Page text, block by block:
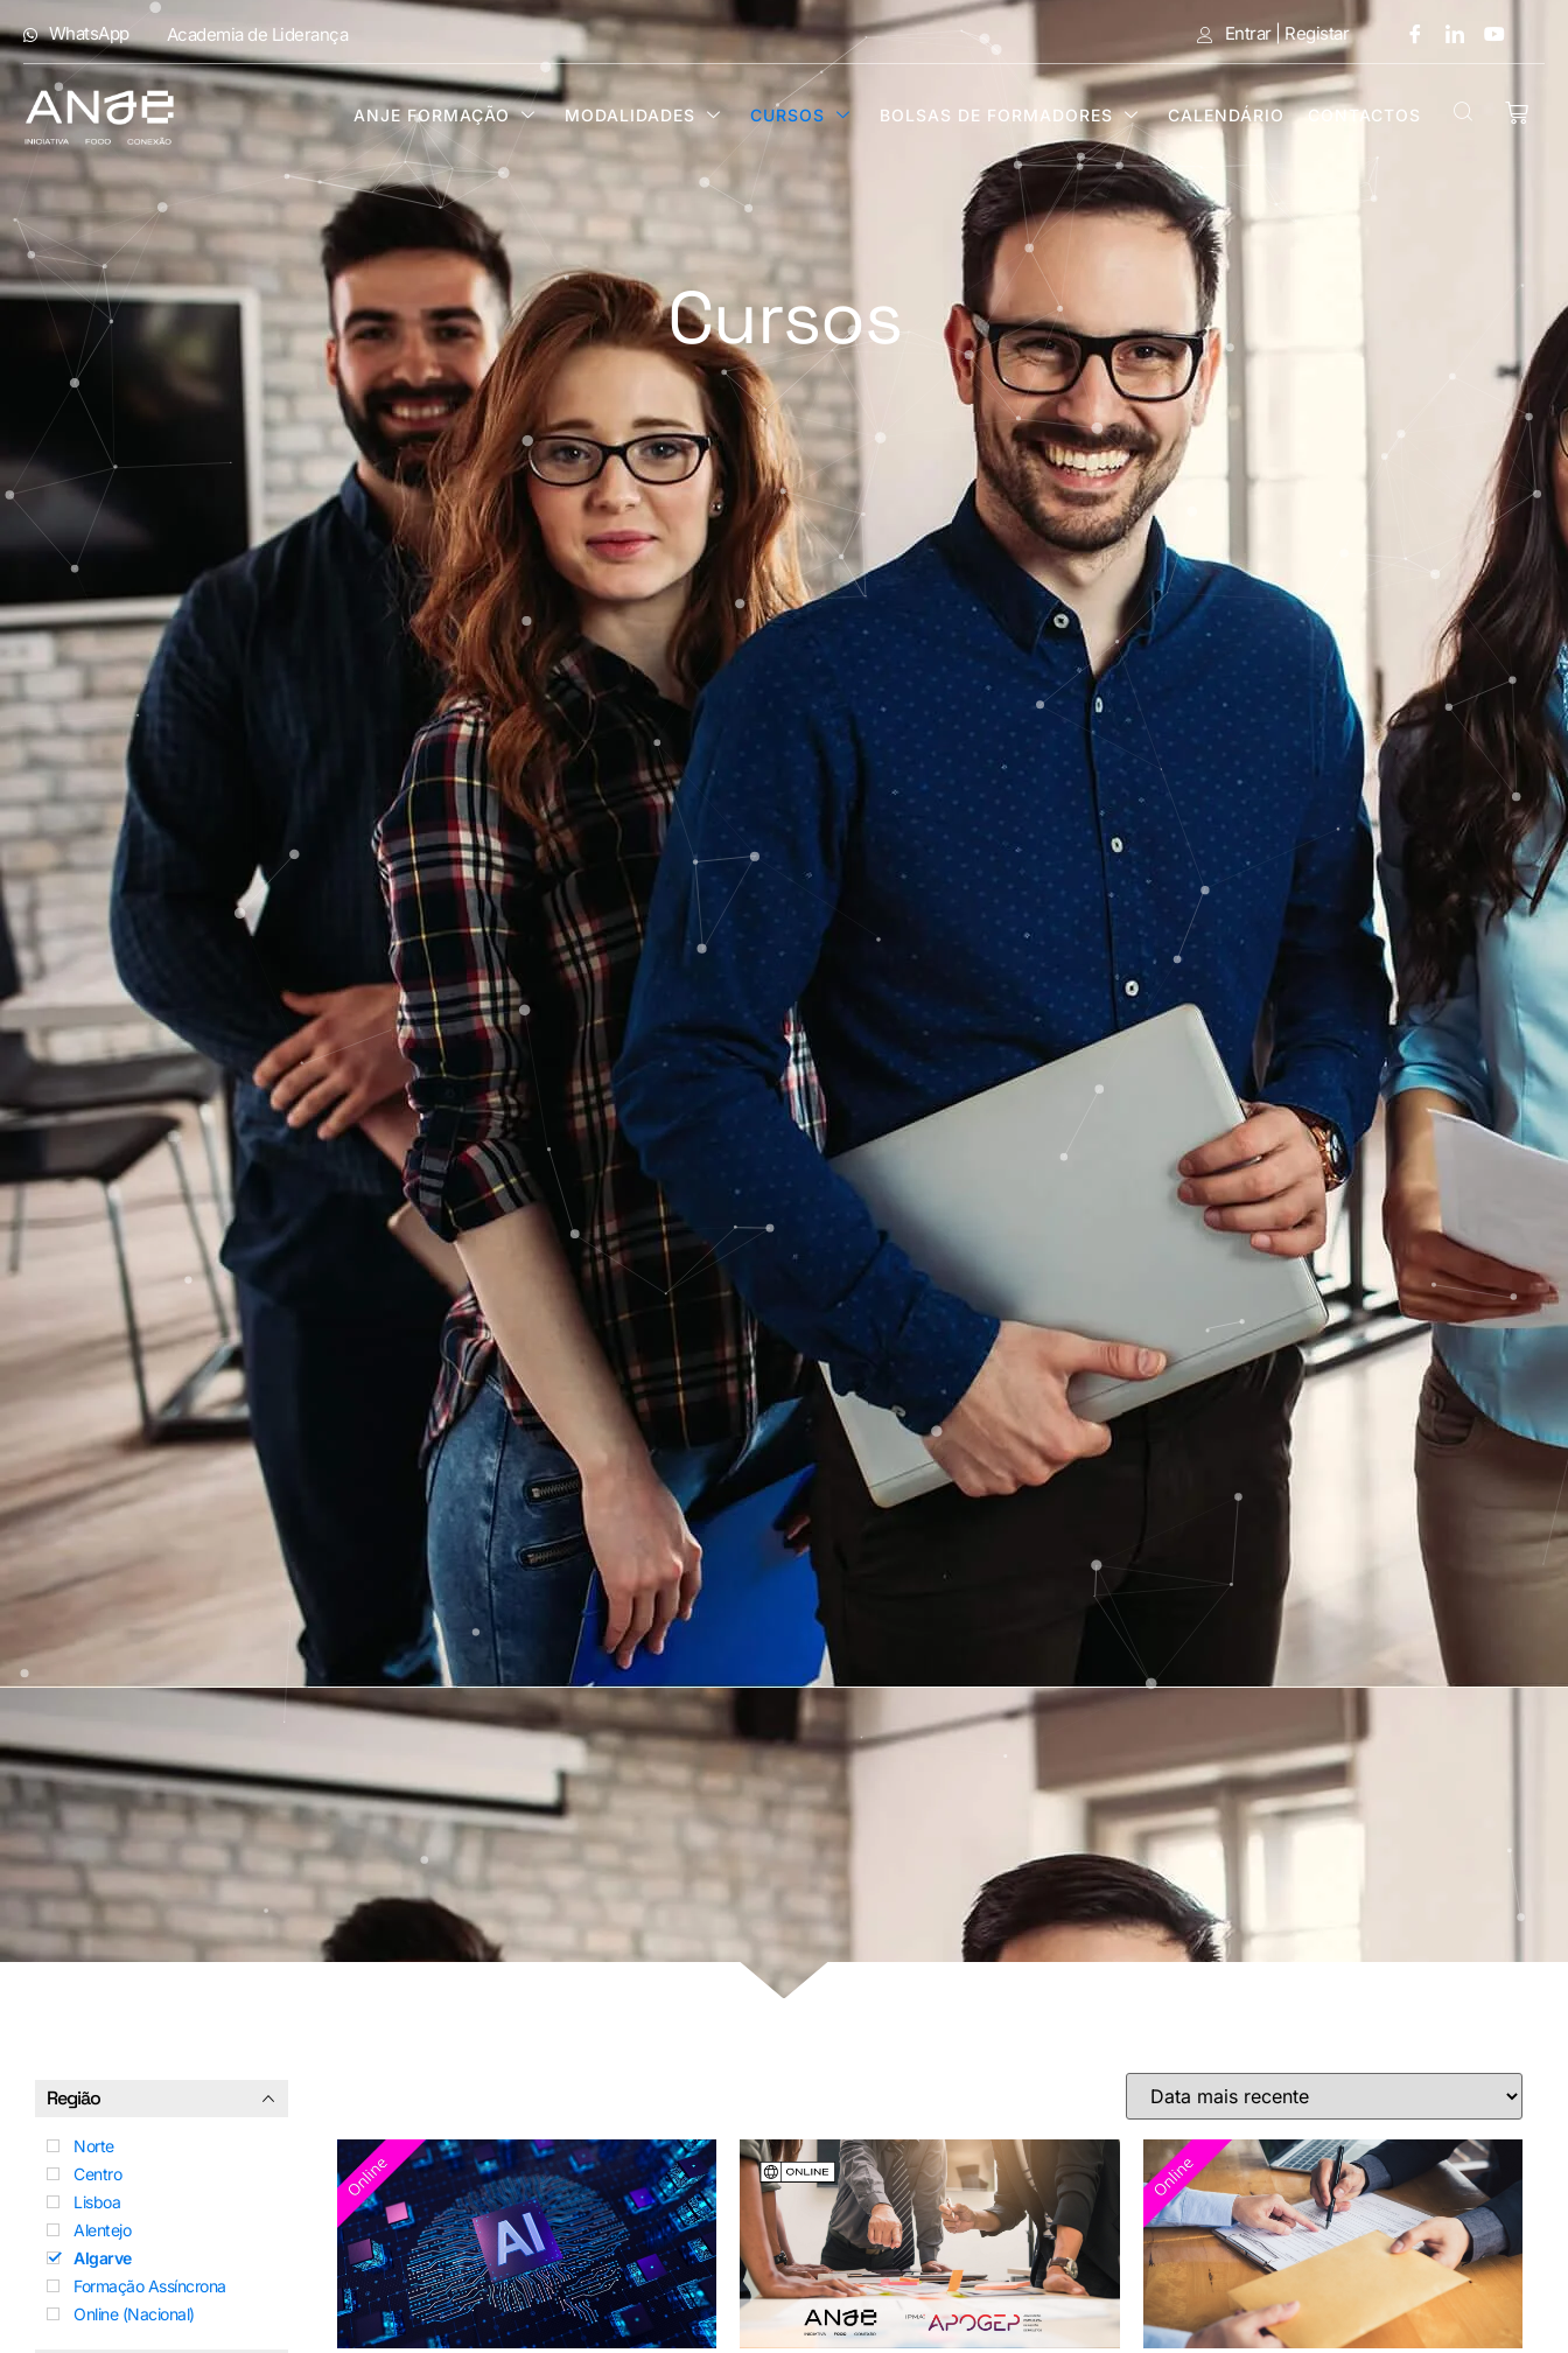
WhatsApp Academia de Liderança Entrar | Registar
ANJE FORMAÇÃO MODALIDADES CURSOS BOLSAS DE FORMADORES CALENDÁRIO CONTACTOS
Cursos
Região
Norte
Centro
Lisboa
Alentejo
Algarve
Formação Assíncrona
Online (Nacional)